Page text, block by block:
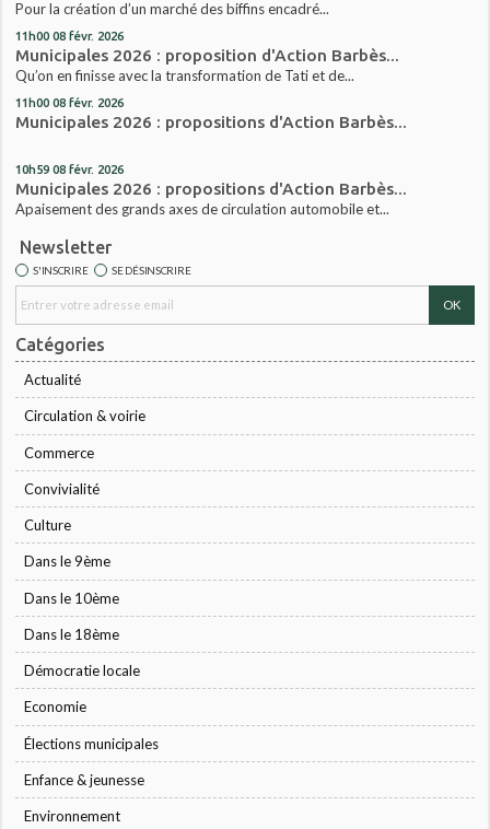
Pour la création d’un marché des biffins encadré...
11h00 08 févr. 2026
Municipales 2026 : proposition d'Action Barbès...
Qu’on en finisse avec la transformation de Tati et de...
11h00 08 févr. 2026
Municipales 2026 : propositions d'Action Barbès...
10h59 08 févr. 2026
Municipales 2026 : propositions d'Action Barbès...
Apaisement des grands axes de circulation automobile et...
Newsletter
S'INSCRIRE SE DÉSINSCRIRE
Catégories
Actualité
Circulation & voirie
Commerce
Convivialité
Culture
Dans le 9ème
Dans le 10ème
Dans le 18ème
Démocratie locale
Economie
Élections municipales
Enfance & jeunesse
Environnement